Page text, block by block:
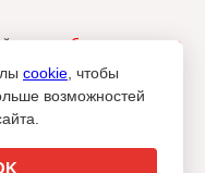
проектбрендингового
допустимо только при
cookie , чтобы
возможностей